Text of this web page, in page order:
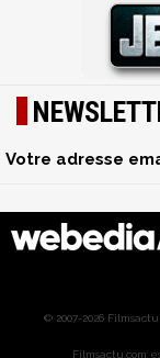
Votre adresse
© 2007-2026
Filmsactu .com